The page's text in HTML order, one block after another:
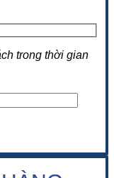
trong thời gian